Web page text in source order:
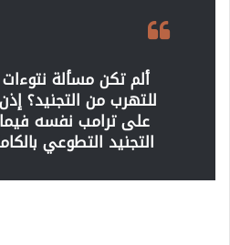
ألم تكن مسألة
للتهرب من التجنيد؟
على ترامب نفسه
التجنيد التطوعي